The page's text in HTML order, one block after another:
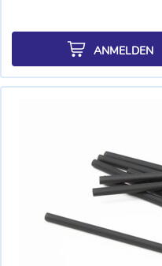
ANMELDEN